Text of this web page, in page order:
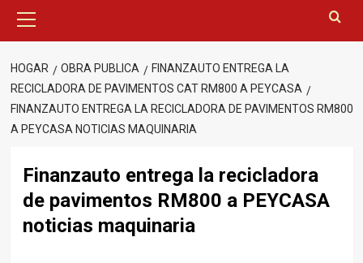
principal
HOGAR OBRA PUBLICA
FINANZAUTO ENTREGA LA
RECICLADORA DE PAVIMENTOS CAT RM800 A PEYCASA
FINANZAUTO ENTREGA LA RECICLADORA DE PAVIMENTOS RM800
A PEYCASA NOTICIAS MAQUINARIA
Finanzauto entrega la recicladora
de pavimentos RM800 a PEYCASA
noticias maquinaria